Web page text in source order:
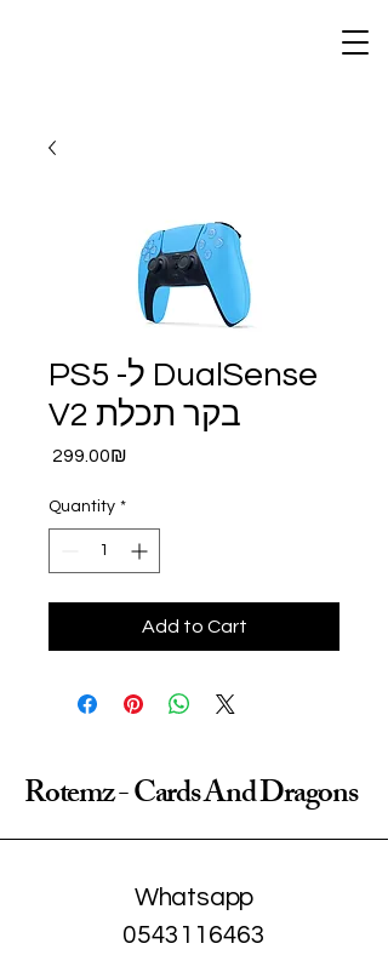
PS5 -ל DualSense
V2 בקר תכלת
‏299.00 ‏₪
Quantity *
Add to Cart
Rotemz - Cards And Dragons
Whatsapp
0543116463